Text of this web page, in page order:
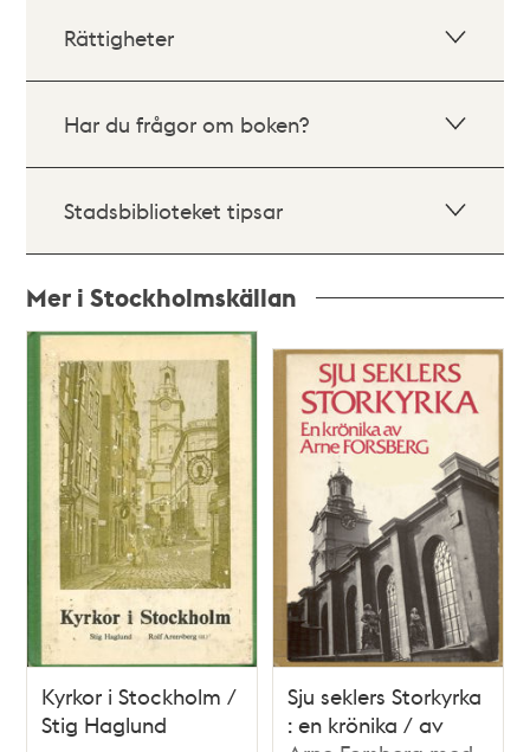
Rättigheter
Har du frågor om boken?
Stadsbiblioteket tipsar
Mer i Stockholmskällan
Relaterade
poster
och
teman
Kyrkor i Stockholm /
Stig Haglund
Sju seklers Storkyrka
: en krönika / av